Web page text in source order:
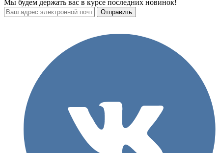
Мы будем держать вас в курсе последних новинок!